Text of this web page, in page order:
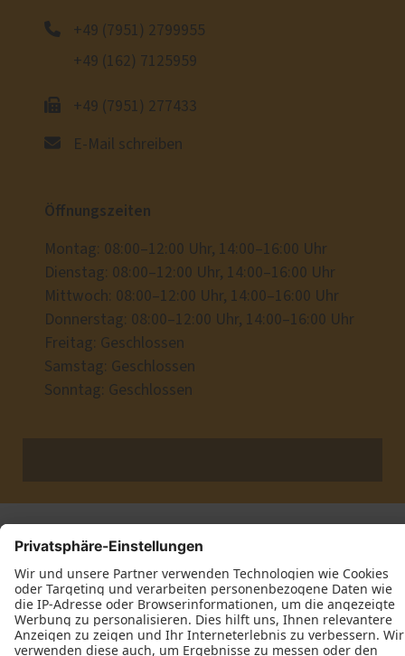
+49 (7951) 2799955
+49 (162) 7125959
+49 (7951) 277433
E-Mail schreiben
Öffnungszeiten
Montag: 08:00–12:00 Uhr, 14:00–16:00 Uhr
Dienstag: 08:00–12:00 Uhr, 14:00–16:00 Uhr
Mittwoch: 08:00–12:00 Uhr, 14:00–16:00 Uhr
Donnerstag: 08:00–12:00 Uhr, 14:00–16:00 Uhr
Freitag: Geschlossen
Samstag: Geschlossen
Sonntag: Geschlossen
Datenschutz Impressum
Laut Bauelemente © 2026